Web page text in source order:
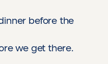
before the
we get there.